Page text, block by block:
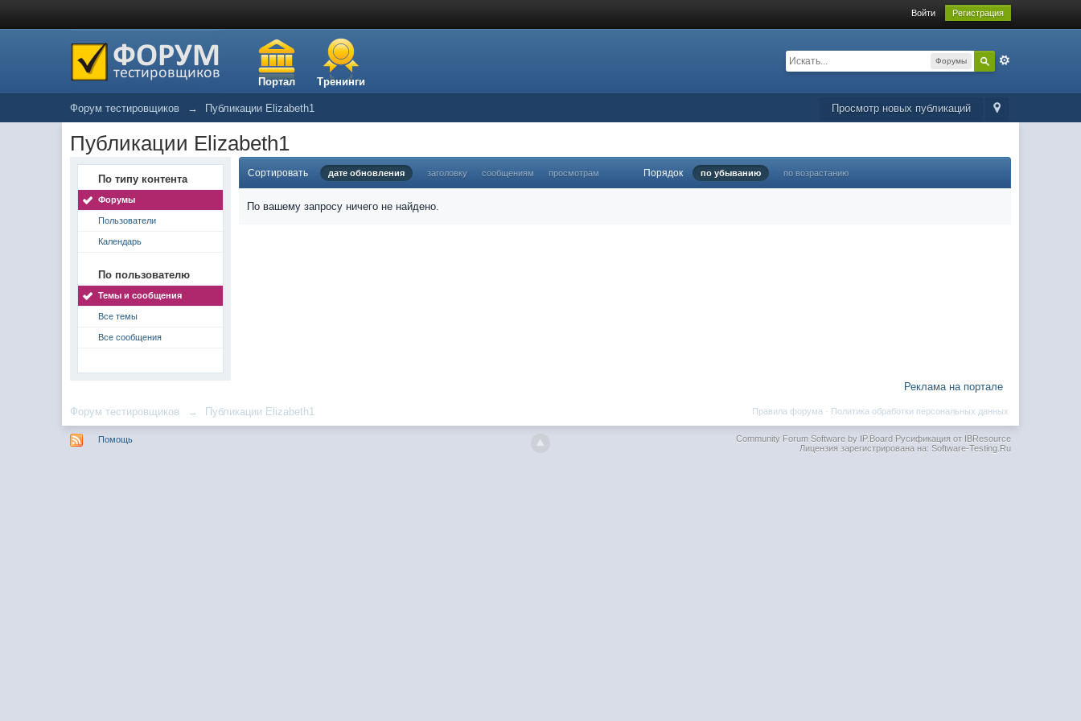
Войти Регистрация
Портал Тренинги
Форумы
Просмотр новых публикаций
Форум тестировщиков → Публикации Elizabeth1
Публикации Elizabeth1
По типу контента
Форумы
Пользователи
Календарь
По пользователю
Темы и сообщения
Все темы
Все сообщения
Сортировать дате обновления заголовку сообщениям просмотрам Порядок по убыванию по возрастанию
По вашему запросу ничего не найдено.
Реклама на портале
Форум тестировщиков → Публикации Elizabeth1 Политика обработки персональных данных
Правила форума ·
Помощь Community Forum Software by IP.BoardРусификация от IBResource
Лицензия зарегистрирована на: Software-Testing.Ru